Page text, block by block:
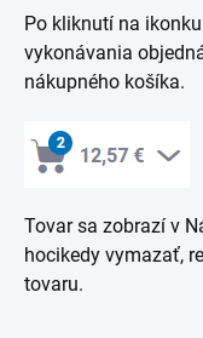
Po kliknutí na
vykonávania
nákupného košíka.
Tovar sa zobrazí v
hocikedy vymazať,
tovaru.